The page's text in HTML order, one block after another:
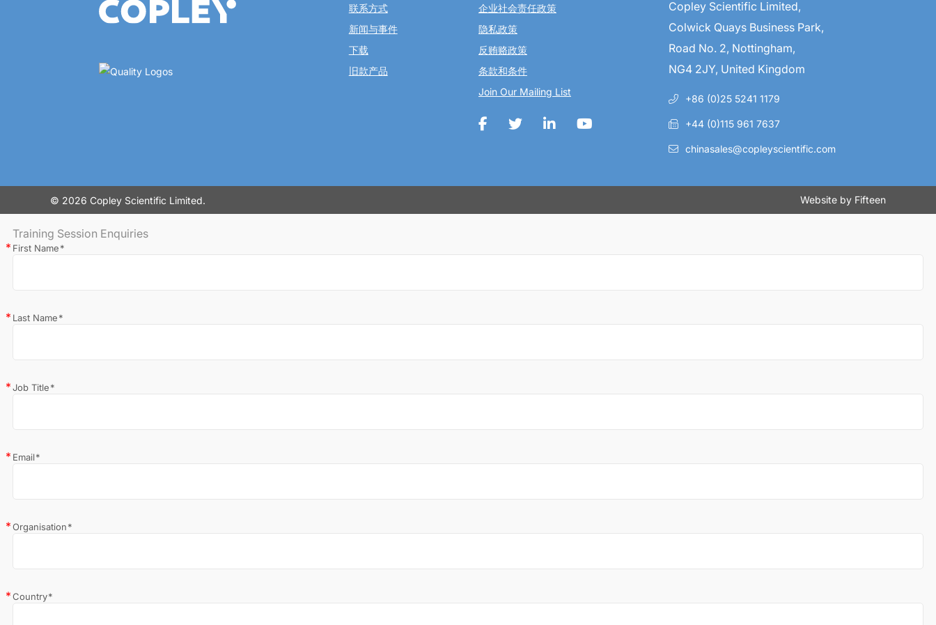
联系方式
新闻与事件
下载
旧款产品
企业社会责任政策
隐私政策
反贿赂政策
条款和条件
Join Our Mailing List
Copley Scientific Limited,
Colwick Quays Business Park,
Road No. 2, Nottingham,
NG4 2JY, United Kingdom
+86 (0)25 5241 1179
+44 (0)115 961 7637
chinasales@copleyscientific.com
© 2026 Copley Scientific Limited. Website by Fifteen
Training Session Enquiries
First Name*
Last Name*
Job Title*
Email*
Organisation*
Country*